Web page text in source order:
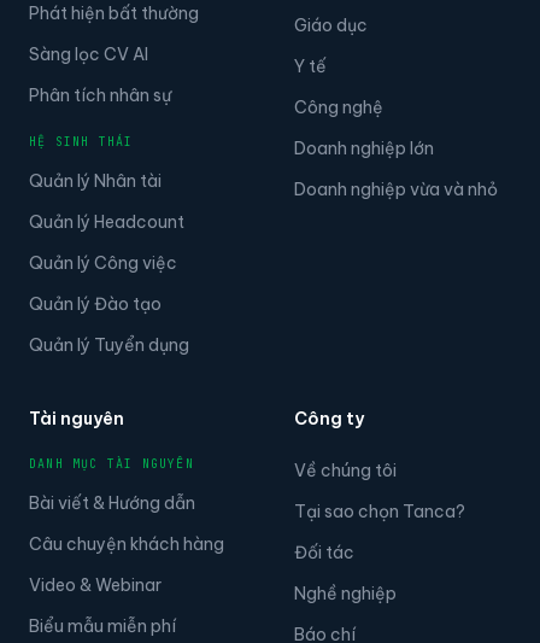
Phát hiện bất thường
Sàng lọc CV AI
Phân tích nhân sự
HỆ SINH THÁI
Quản lý Nhân tài
Quản lý Headcount
Quản lý Công việc
Quản lý Đào tạo
Quản lý Tuyển dụng
Giáo dục
Y tế
Công nghệ
Doanh nghiệp lớn
Doanh nghiệp vừa và nhỏ
Tài nguyên
DANH MỤC TÀI NGUYÊN
Bài viết & Hướng dẫn
Câu chuyện khách hàng
Video & Webinar
Biểu mẫu miễn phí
Công ty
Về chúng tôi
Tại sao chọn Tanca?
Đối tác
Nghề nghiệp
Báo chí